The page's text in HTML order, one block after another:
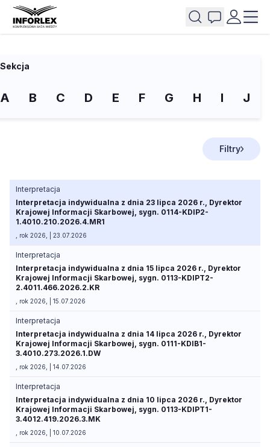
Sekcja
A B C D E F G H I J
Filtry
Interpretacja
Interpretacja indywidualna z dnia 23 lipca 2026 r., Dyrektor
Krajowej Informacji Skarbowej, sygn. 0114-KDIP2-
1.4010.210.2026.4.MR1
, rok 2026, | 23.07.2026
Interpretacja
Interpretacja indywidualna z dnia 15 lipca 2026 r., Dyrektor
Krajowej Informacji Skarbowej, sygn. 0113-KDIPT2-
2.4011.466.2026.2.KR
, rok 2026, | 15.07.2026
Interpretacja
Interpretacja indywidualna z dnia 14 lipca 2026 r., Dyrektor
Krajowej Informacji Skarbowej, sygn. 0111-KDIB1-
3.4010.273.2026.1.DW
, rok 2026, | 14.07.2026
Interpretacja
Interpretacja indywidualna z dnia 10 lipca 2026 r., Dyrektor
Krajowej Informacji Skarbowej, sygn. 0113-KDIPT1-
3.4012.419.2026.3.MK
, rok 2026, | 10.07.2026